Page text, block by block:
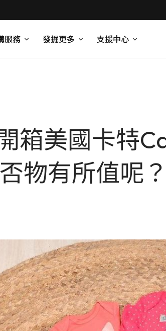
服務 發掘更多 支援中心
箱美國卡特
物有所值呢？